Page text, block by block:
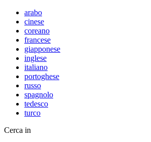
arabo
cinese
coreano
francese
giapponese
inglese
italiano
portoghese
russo
spagnolo
tedesco
turco
Cerca in